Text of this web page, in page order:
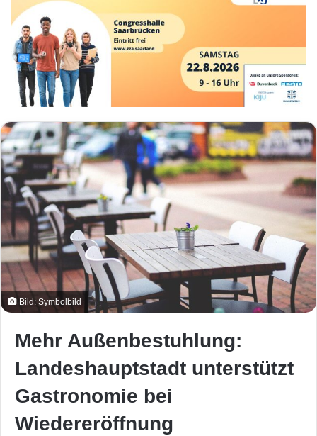
Bild: Symbolbild
Mehr Außenbestuhlung:
Landeshauptstadt unterstützt
Gastronomie bei
Wiedereröffnung